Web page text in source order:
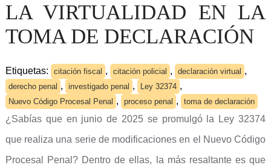
LA VIRTUALIDAD EN LA
TOMA DE DECLARACIÓN
Etiquetas: citación fiscal , citación policial , declaración virtual ,
derecho penal , investigado penal , Ley 32374 ,
Nuevo Código Procesal Penal , proceso penal , toma de declaración
¿Sabías que en junio de 2025 se promulgó la Ley 32374
que realiza una serie de modificaciones en el Nuevo Código
Procesal Penal? Dentro de ellas, la más resaltante es que